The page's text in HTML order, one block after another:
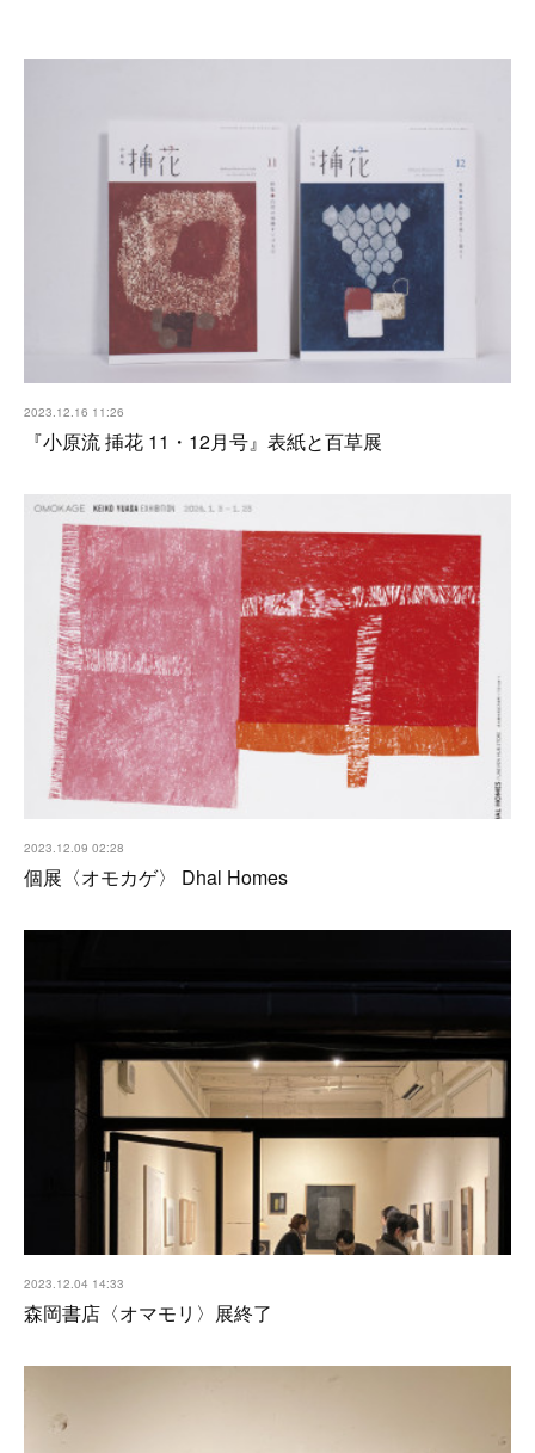
2023.12.16 11:26
『小原流 挿花 11・12月号』表紙と百草展
2023.12.09 02:28
個展〈オモカゲ〉 Dhal Homes
2023.12.04 14:33
森岡書店〈オマモリ〉展終了